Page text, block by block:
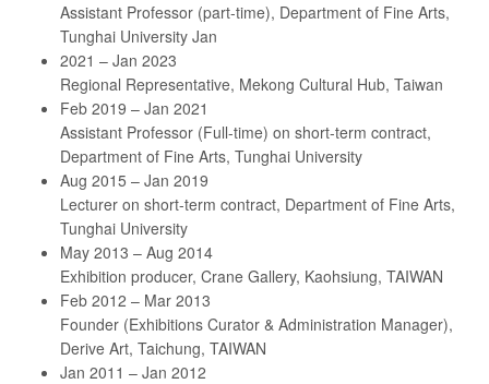
Assistant Professor (part-time), Department of Fine Arts,
Tunghai University Jan
2021 – Jan 2023
Regional Representative, Mekong Cultural Hub, Taiwan
Feb 2019 – Jan 2021
Assistant Professor (Full-time) on short-term contract,
Department of Fine Arts, Tunghai University
Aug 2015 – Jan 2019
Lecturer on short-term contract, Department of Fine Arts,
Tunghai University
May 2013 – Aug 2014
Exhibition producer, Crane Gallery, Kaohsiung, TAIWAN
Feb 2012 – Mar 2013
Founder (Exhibitions Curator & Administration Manager),
Derive Art, Taichung, TAIWAN
Jan 2011 – Jan 2012